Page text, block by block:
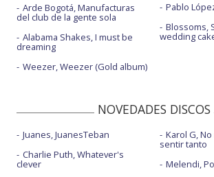
Arde Bogotá, Manufacturas
del club de la gente sola
Alabama Shakes, I must be
dreaming
Weezer, Weezer (Gold album)
Pablo
Blossoms,
wedding
NOVEDADES DISCOS
Juanes, JuanesTeban
Charlie Puth, Whatever's
clever
Karol G,
sentir tanto
Melendi,